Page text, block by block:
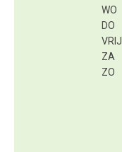
WO
DO
VRIJ
ZA
ZO